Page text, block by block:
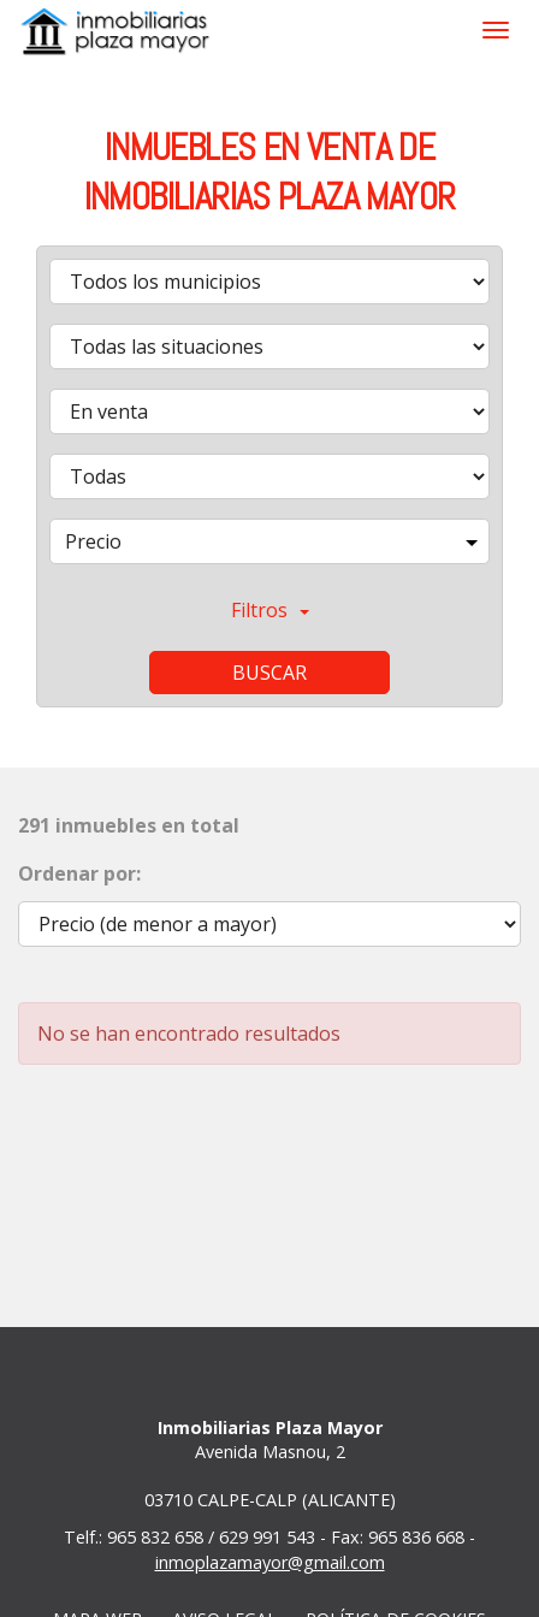
INMUEBLES EN VENTA DE
INMOBILIARIAS PLAZA MAYOR
Precio
Filtros
BUSCAR
291 inmuebles en total
Ordenar por:
No se han encontrado resultados
Inmobiliarias Plaza Mayor
Avenida Masnou, 2
03710 CALPE-CALP (ALICANTE)
Telf.: 965 832 658 / 629 991 543 - Fax: 965 836 668 -
inmoplazamayor@gmail.com